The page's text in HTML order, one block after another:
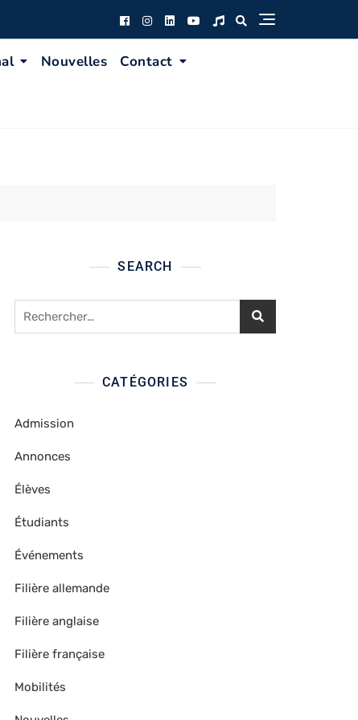
Nouvelles Contact
SEARCH
Rechercher :
CATÉGORIES
Admission
Annonces
Élèves
Étudiants
Événements
Filière allemande
Filière anglaise
Filière française
Mobilités